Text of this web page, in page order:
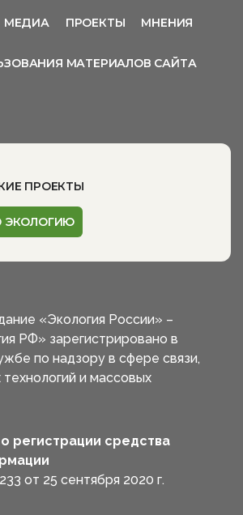
МЕДИА ПРОЕКТЫ МНЕНИЯ
МАТЕРИАЛОВ САЙТА
ПРОЕКТЫ
ЭКОЛОГИЮ
«Экология России» –
РФ» зарегистрировано в
по надзору в сфере связи,
и массовых
регистрации средства
от 25 сентября 2020 г.